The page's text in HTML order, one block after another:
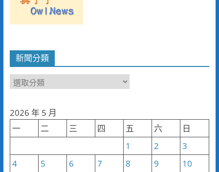
新聞分類
新
類
2026 年 5 月
一
二 三 四 五 六
日
1
2
3
4
5 6 7 8 9
10